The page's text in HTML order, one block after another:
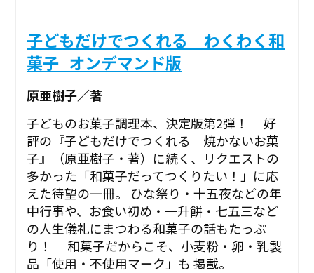
子どもだけでつくれる わくわく和
菓子_オンデマンド版
原亜樹子／著
子どものお菓子調理本、決定版第2弾！ 好
評の『子どもだけでつくれる 焼かないお菓
子』（原亜樹子・著）に続く、リクエストの
多かった「和菓子だってつくりたい！」に応
えた待望の一冊。 ひな祭り・十五夜などの年
中行事や、お食い初め・一升餅・七五三など
の人生儀礼にまつわる和菓子の話もたっぷ
り！ 和菓子だからこそ、小麦粉・卵・乳製
品「使用・不使用マーク」も 掲載。